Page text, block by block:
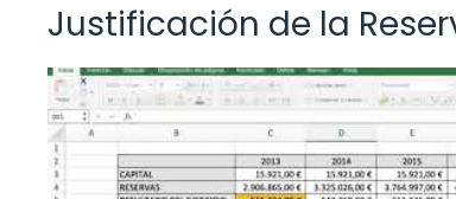
Justificación de la